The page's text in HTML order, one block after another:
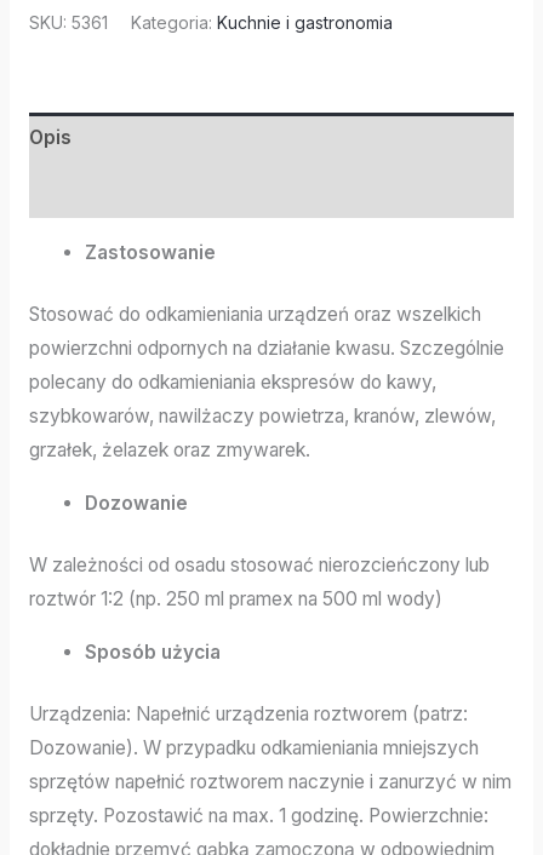
SKU: 5361 Kategoria: Kuchnie i gastronomia
Opis
Zastosowanie
Stosować do odkamieniania urządzeń oraz wszelkich
powierzchni odpornych na działanie kwasu. Szczególnie
polecany do odkamieniania ekspresów do kawy,
szybkowarów, nawilżaczy powietrza, kranów, zlewów,
grzałek, żelazek oraz zmywarek.
Dozowanie
W zależności od osadu stosować nierozcieńczony lub
roztwór 1:2 (np. 250 ml pramex na 500 ml wody)
Sposób użycia
Urządzenia: Napełnić urządzenia roztworem (patrz:
Dozowanie). W przypadku odkamieniania mniejszych
sprzętów napełnić roztworem naczynie i zanurzyć w nim
sprzęty. Pozostawić na max. 1 godzinę. Powierzchnie:
dokładnie przemyć gąbką zamoczoną w odpowiednim